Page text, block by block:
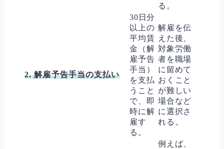
る。
2. 解雇予告手当の支払い
30日分
以上の
平均賃
金（解
雇予告
手当）
を支払
うこと
で、即
時に解
雇す
る。
解雇を伝
えた後、
対象労働
者を職場
に留めて
おくこと
が難しい
場合など
に選択さ
れる。
例えば、